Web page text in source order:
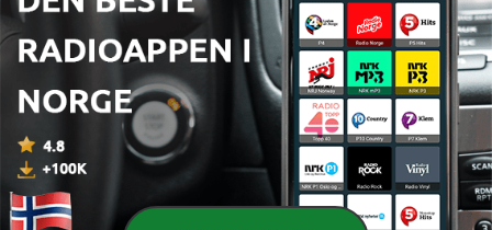
Música Cristiana Mx Эхо Москвы